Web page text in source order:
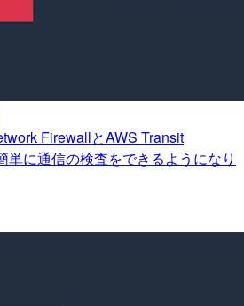
FirewallとAWS Transit
単に通信の検査をできるようになり